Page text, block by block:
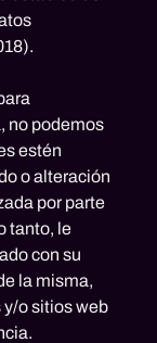
no podemos
estén
o alteración
por parte
tanto, le
con su
la misma,
y/o sitios web